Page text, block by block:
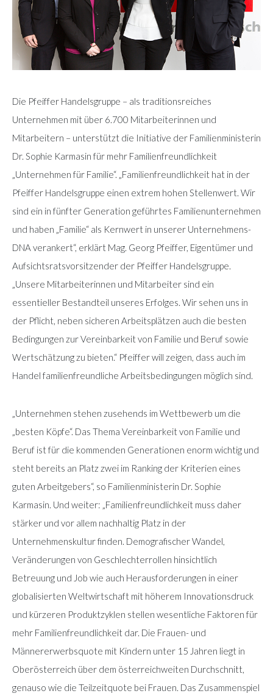
Die Pfeiffer Handelsgruppe – als traditionsreiches
Unternehmen mit über 6.700 Mitarbeiterinnen und
Mitarbeitern – unterstützt die Initiative der Familienministerin
Dr. Sophie Karmasin für mehr Familienfreundlichkeit
„Unternehmen für Familie“. „Familienfreundlichkeit hat in der
Pfeiffer Handelsgruppe einen extrem hohen Stellenwert. Wir
sind ein in fünfter Generation geführtes Familienunternehmen
und haben „Familie“ als Kernwert in unserer Unternehmens-
DNA verankert“, erklärt Mag. Georg Pfeiffer, Eigentümer und
Aufsichtsratsvorsitzender der Pfeiffer Handelsgruppe.
„Unsere Mitarbeiterinnen und Mitarbeiter sind ein
essentieller Bestandteil unseres Erfolges. Wir sehen uns in
der Pflicht, neben sicheren Arbeitsplätzen auch die besten
Bedingungen zur Vereinbarkeit von Familie und Beruf sowie
Wertschätzung zu bieten.“ Pfeiffer will zeigen, dass auch im
Handel familienfreundliche Arbeitsbedingungen möglich sind.
„Unternehmen stehen zusehends im Wettbewerb um die
„besten Köpfe“. Das Thema Vereinbarkeit von Familie und
Beruf ist für die kommenden Generationen enorm wichtig und
steht bereits an Platz zwei im Ranking der Kriterien eines
guten Arbeitgebers“, so Familienministerin Dr. Sophie
Karmasin. Und weiter: „Familienfreundlichkeit muss daher
stärker und vor allem nachhaltig Platz in der
Unternehmenskultur finden. Demografischer Wandel,
Veränderungen von Geschlechterrollen hinsichtlich
Betreuung und Job wie auch Herausforderungen in einer
globalisierten Weltwirtschaft mit höherem Innovationsdruck
und kürzeren Produktzyklen stellen wesentliche Faktoren für
mehr Familienfreundlichkeit dar. Die Frauen- und
Männererwerbsquote mit Kindern unter 15 Jahren liegt in
Oberösterreich über dem österreichweiten Durchschnitt,
genauso wie die Teilzeitquote bei Frauen. Das Zusammenspiel